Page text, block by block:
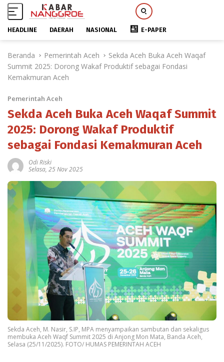
HEADLINE DAERAH NASIONAL E-PAPER
Beranda Pemerintah Aceh
Sekda Aceh Buka Aceh Waqaf
Summit 2025: Dorong Wakaf Produktif sebagai Fondasi
Kemakmuran Aceh
Pemerintah Aceh
Sekda Aceh Buka Aceh Waqaf Summit
2025: Dorong Wakaf Produktif
sebagai Fondasi Kemakmuran Aceh
Odi Riski
Selasa, 25 Nov 2025
Sekda Aceh, M. Nasir, S.IP, MPA menyampaikan sambutan dan sekaligus
membuka Aceh Waqf Summit 2025 di Anjong Mon Mata, Banda Aceh,
Selasa (25/11/2025). FOTO/ HUMAS PEMERINTAH ACEH